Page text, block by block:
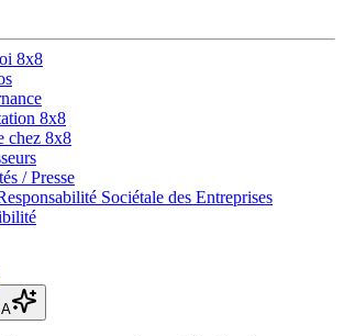
8x8
8x8
chez 8x8
/ Presse
Sociétale des Entreprises